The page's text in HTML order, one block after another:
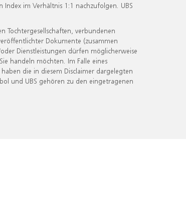
im Verhältnis 1:1 nachzufolgen. UBS
Tochtergesellschaften, verbundenen
Dokumente (zusammen
Dienstleistungen dürfen möglicherweise
handeln möchten. Im Falle eines
die in diesem Disclaimer dargelegten
und UBS gehören zu den eingetragenen